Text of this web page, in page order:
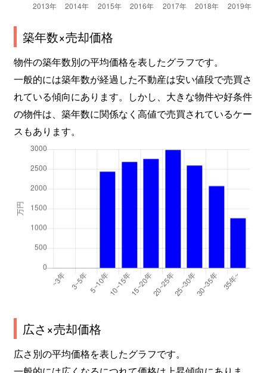
築年数×売却価格
物件の築年数別の平均価格を表したグラフです。
一般的には築年数が経過した不動産は安い値段で売買さ
れている傾向にあります。しかし、大きな物件や好条件
の物件は、築年数に関係なく高値で売買されているケー
スもあります。
広さ×売却価格
広さ別の平均価格を表したグラフです。